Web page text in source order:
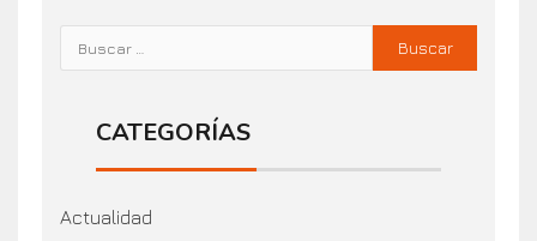
CATEGORÍAS
Actualidad